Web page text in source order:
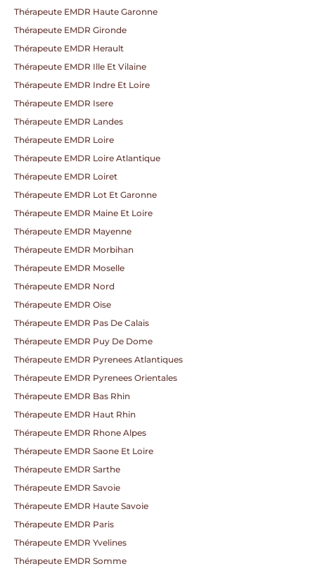
Thérapeute EMDR Haute Garonne
Thérapeute EMDR Gironde
Thérapeute EMDR Herault
Thérapeute EMDR Ille Et Vilaine
Thérapeute EMDR Indre Et Loire
Thérapeute EMDR Isere
Thérapeute EMDR Landes
Thérapeute EMDR Loire
Thérapeute EMDR Loire Atlantique
Thérapeute EMDR Loiret
Thérapeute EMDR Lot Et Garonne
Thérapeute EMDR Maine Et Loire
Thérapeute EMDR Mayenne
Thérapeute EMDR Morbihan
Thérapeute EMDR Moselle
Thérapeute EMDR Nord
Thérapeute EMDR Oise
Thérapeute EMDR Pas De Calais
Thérapeute EMDR Puy De Dome
Thérapeute EMDR Pyrenees Atlantiques
Thérapeute EMDR Pyrenees Orientales
Thérapeute EMDR Bas Rhin
Thérapeute EMDR Haut Rhin
Thérapeute EMDR Rhone Alpes
Thérapeute EMDR Saone Et Loire
Thérapeute EMDR Sarthe
Thérapeute EMDR Savoie
Thérapeute EMDR Haute Savoie
Thérapeute EMDR Paris
Thérapeute EMDR Yvelines
Thérapeute EMDR Somme